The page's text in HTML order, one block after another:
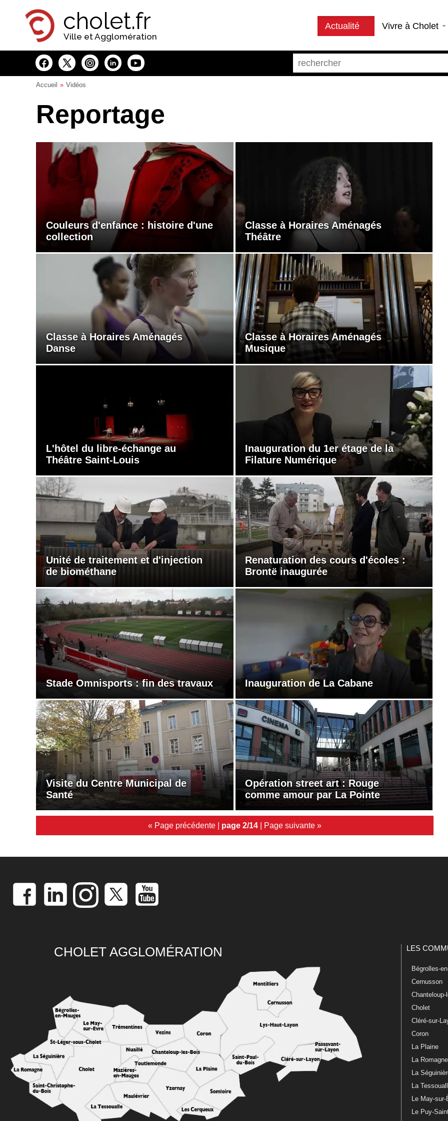
cholet.fr
Ville et Agglomération
Actualité Vivre à Cholet
Accueil Vidéos
Reportage
Couleurs d'enfance : histoire d'une
collection
Classe à Horaires Aménagés
Théâtre
Classe à Horaires Aménagés
Danse
Classe à Horaires Aménagés
Musique
L'hôtel du libre-échange au
Théâtre Saint-Louis
Inauguration du 1er étage de la
Filature Numérique
Unité de traitement et d'injection
de biométhane
Renaturation des cours d'écoles :
Brontë inaugurée
Stade Omnisports : fin des travaux Inauguration de La Cabane
Visite du Centre Municipal de
Santé
Opération street art : Rouge
comme amour par La Pointe
« Page précédente | page 2/14 | Page suivante »
CHOLET AGGLOMÉRATION LES
Bégrolles-
Cernusson
Chanteloup-
Cholet
Cléré-sur-
Coron
La Plaine
La Romagne
La
La
Le May-sur-
Le Puy-